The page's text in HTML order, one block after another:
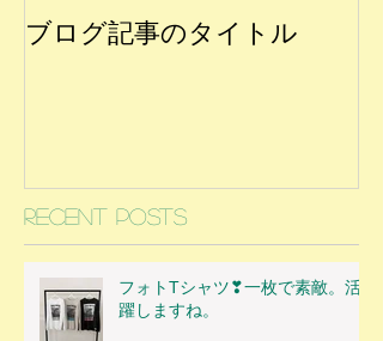
ブログ記事のタイトル
Recent Posts
フォトTシャツ❣一枚で素敵。活
躍しますね。